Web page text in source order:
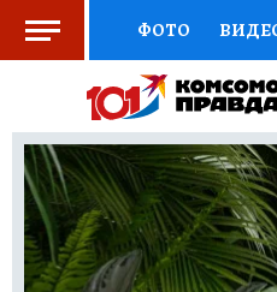
ФОТО
ВЫБОР
КНИЖНАЯ
ПРЕСС-ЦЕНТР